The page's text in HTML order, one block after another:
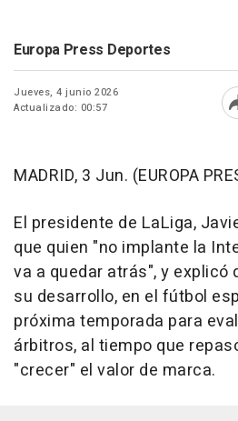
Europa Press Deportes
Jueves, 4 junio 2026
Actualizado: 00:57
MADRID, 3 Jun. (EUROPA
El presidente de LaLiga,
que quien "no implante la
va a quedar atrás", y explicó
su desarrollo, en el fútbol
próxima temporada para
árbitros, al tiempo que
"crecer" el valor de marca.